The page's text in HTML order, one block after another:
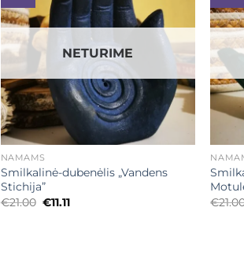
+
NETURIME
NAMAMS
Smilkalinė-dubenėlis „Vandens
Stichija”
€21.00 Original
€11.11Current
€